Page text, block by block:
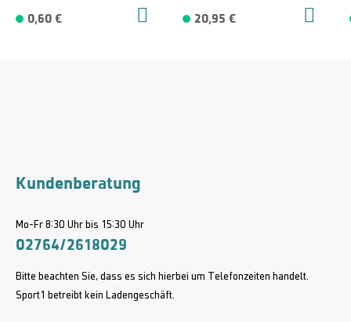
0,60 € 20,95 €
Kundenberatung
Mo-Fr 8:30 Uhr bis 15:30 Uhr
02764/2618029
Bitte beachten Sie, dass es sich hierbei um Telefonzeiten handelt.
Sport1 betreibt kein Ladengeschäft.